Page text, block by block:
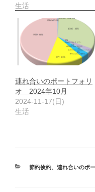
生活
連れ合いのポートフォリ
オ 2024年10月
2024-11-17(日)
生活
カ
節約倹約、 連れ合いのポ